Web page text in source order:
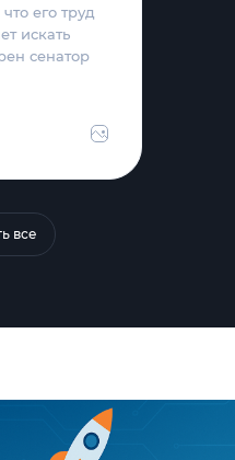
его труд
искать
сенатор
все